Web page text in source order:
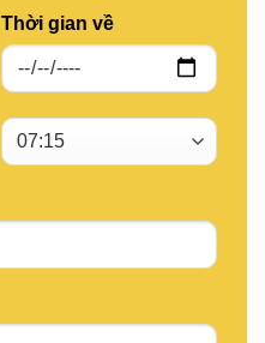
Thời gian về